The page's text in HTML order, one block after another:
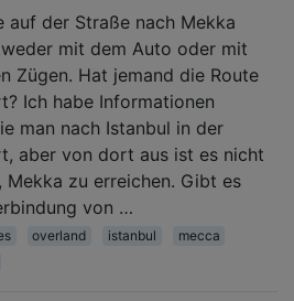
auf der Straße nach Mekka
mit dem Auto oder mit
Zügen. Hat jemand die Route
Ich habe Informationen
man nach Istanbul in der
aber von dort aus ist es nicht
Mekka zu erreichen. Gibt es
von …
overland istanbul
mecca